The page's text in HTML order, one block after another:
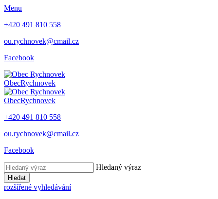
Menu
+420 491 810 558
ou.rychnovek@cmail.cz
Facebook
ObecRychnovek
ObecRychnovek
+420 491 810 558
ou.rychnovek@cmail.cz
Facebook
Hledaný výraz
Hledat
rozšířené vyhledávání